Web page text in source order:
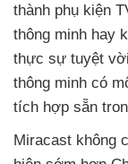
thành phụ kiện
thông minh hay
thực sự tuyệt vời
thông minh có
tích hợp sẵn
Miracast không